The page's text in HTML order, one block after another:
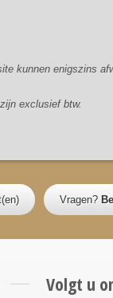
kunnen enigszins
exclusief btw.
Vragen?
Volgt u